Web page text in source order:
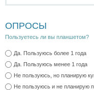
ОПРОСЫ
Пользуетесь ли вы планшетом?
Да. Пользуюсь более 1 года
Да. Пользуюсь менее 1 года
Не пользуюсь, но планирую
Не пользуюсь и не планирую